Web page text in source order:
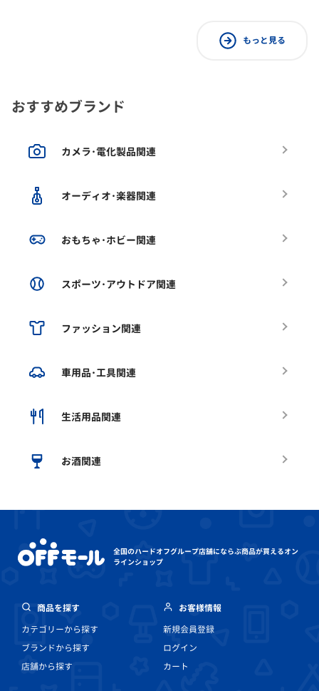
もっと見る
おすすめブランド
カメラ･電化製品関連
オーディオ･楽器関連
おもちゃ･ホビー関連
スポーツ･アウトドア関連
ファッション関連
車用品･工具関連
生活用品関連
お酒関連
全国のハードオフグループ店舗にならぶ商品が買えるオン
ラインショップ
商品を探す
カテゴリーから探す
ブランドから探す
店舗から探す
お客様情報
新規会員登録
ログイン
カート